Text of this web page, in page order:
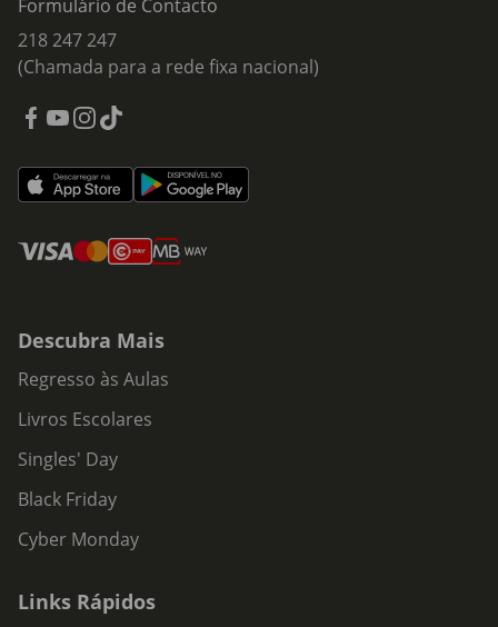
Formulário de Contacto
218 247 247
(Chamada para a rede fixa nacional)
Descubra Mais
Regresso às Aulas
Livros Escolares
Singles' Day
Black Friday
Cyber Monday
Links Rápidos